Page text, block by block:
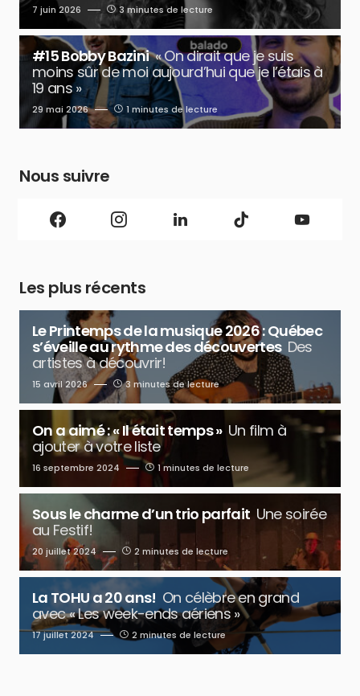
7 juin 2026 3 minutes de lecture
#15 Bobby Bazini « On dirait que je suis
moins sûr de moi aujourd’hui que je l’étais à
19 ans »
29 mai 2026 1 minutes de lecture
Nous suivre
Les plus récents
Le Printemps de la musique 2026 : Québec
s’éveille au rythme des découvertes Des
artistes à découvrir!
15 avril 2026 3 minutes de lecture
On a aimé : « Il était temps » Un film à
ajouter à votre liste
16 septembre 2024 1 minutes de lecture
Sous le charme d’un trio parfait Une soirée
au Festif!
20 juillet 2024 2 minutes de lecture
La TOHU a 20 ans! On célèbre en grand
avec « Les week-ends aériens »
17 juillet 2024 2 minutes de lecture